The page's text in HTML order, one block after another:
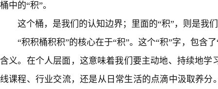
桶中的“积”。
这个桶，是我们的认知边界；里面的“积”，则是我
“积积桶积积”的核心在于“积”。这个“积”字，包含
含义。在个人层面，这意味着我们要主动地、持续地学
线课程、行业交流，还是从日常生活的点滴中汲取养分